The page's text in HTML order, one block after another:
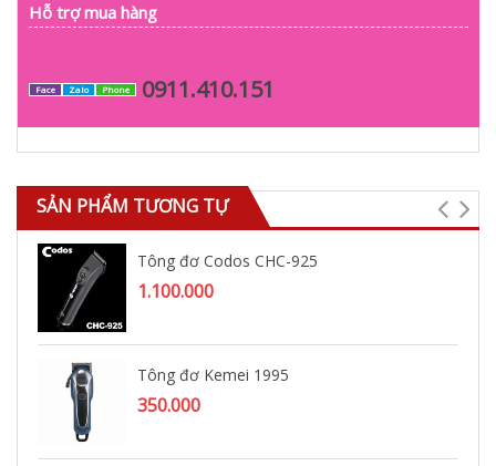
Hỗ trợ mua hàng
Face Zalo Phone 0911.410.151
SẢN PHẨM TƯƠNG TỰ
Tông đơ Codos CHC-925
1.100.000
Tông đơ Kemei 1995
350.000